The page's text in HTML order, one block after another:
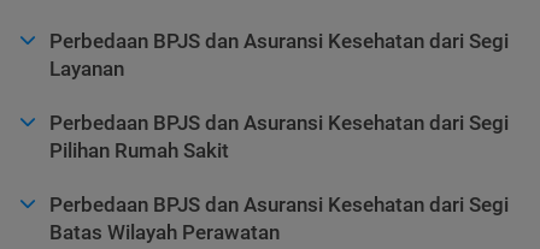
Perbedaan BPJS dan Asuransi Kesehatan dari Segi
Layanan
Perbedaan BPJS dan Asuransi Kesehatan dari Segi
Pilihan Rumah Sakit
Perbedaan BPJS dan Asuransi Kesehatan dari Segi
Batas Wilayah Perawatan